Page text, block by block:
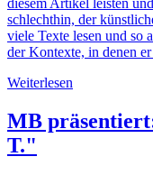
diesem Artikel leisten
schlechthin, der
viele Texte lesen und so
der Kontexte, in denen
Weiterlesen
MB
T."